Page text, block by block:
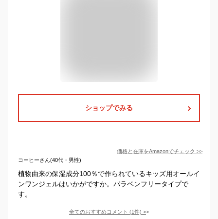
ショップでみる
価格と在庫をAmazonでチェック >>
コーヒーさん(40代・男性)
植物由来の保湿成分100％で作られているキッズ用オールイ
ンワンジェルはいかがですか。パラベンフリータイプで
す。
全てのおすすめコメント (1件) >